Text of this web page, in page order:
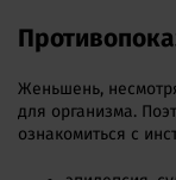
Женьшень,
для организма.
ознакомиться с